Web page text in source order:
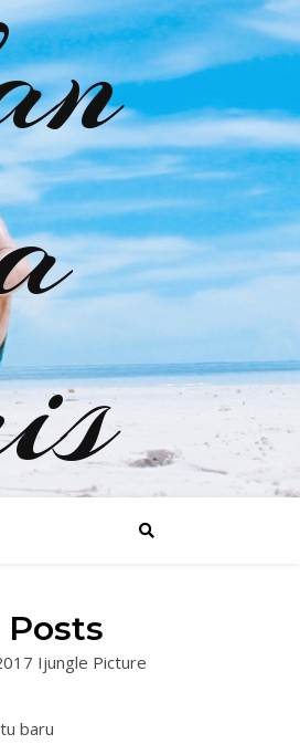
Posts
Ijungle Picture
baru